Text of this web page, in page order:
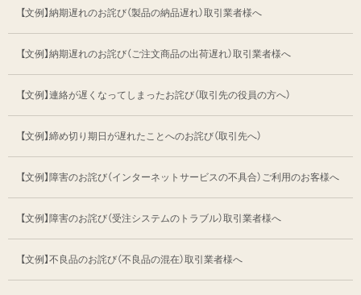
【文例】納期遅れのお詫び（製品の納品遅れ）取引業者様へ
【文例】納期遅れのお詫び（ご注文商品の出荷遅れ）取引業者様へ
【文例】連絡が遅くなってしまったお詫び（取引先の役員の方へ）
【文例】締め切り期日が遅れたことへのお詫び（取引先へ）
【文例】障害のお詫び（インターネットサービスの不具合） ご利用のお客様へ
【文例】障害のお詫び（受注システムのトラブル）取引業者様へ
【文例】不良品のお詫び（不良品の混在）取引業者様へ